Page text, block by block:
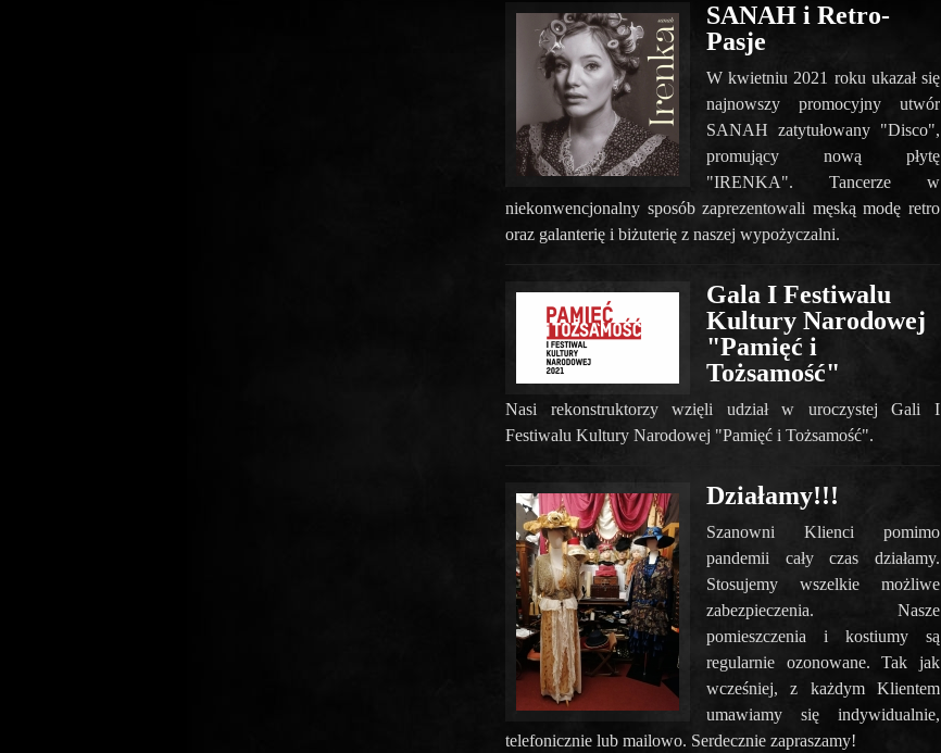
SANAH i Retro-
Pasje
W kwietniu 2021 roku ukazał się
najnowszy promocyjny utwór
SANAH zatytułowany "Disco",
promujący nową płytę
"IRENKA". Tancerze w
niekonwencjonalny sposób zaprezentowali męską modę retro
oraz galanterię i biżuterię z naszej wypożyczalni.
Gala I Festiwalu
Kultury Narodowej
"Pamięć i
Tożsamość"
Nasi rekonstruktorzy wzięli udział w uroczystej Gali I
Festiwalu Kultury Narodowej "Pamięć i Tożsamość".
Działamy!!!
Szanowni Klienci pomimo
pandemii cały czas działamy.
Stosujemy wszelkie możliwe
zabezpieczenia. Nasze
pomieszczenia i kostiumy są
regularnie ozonowane. Tak jak
wcześniej, z każdym Klientem
umawiamy się indywidualnie,
telefonicznie lub mailowo. Serdecznie zapraszamy!